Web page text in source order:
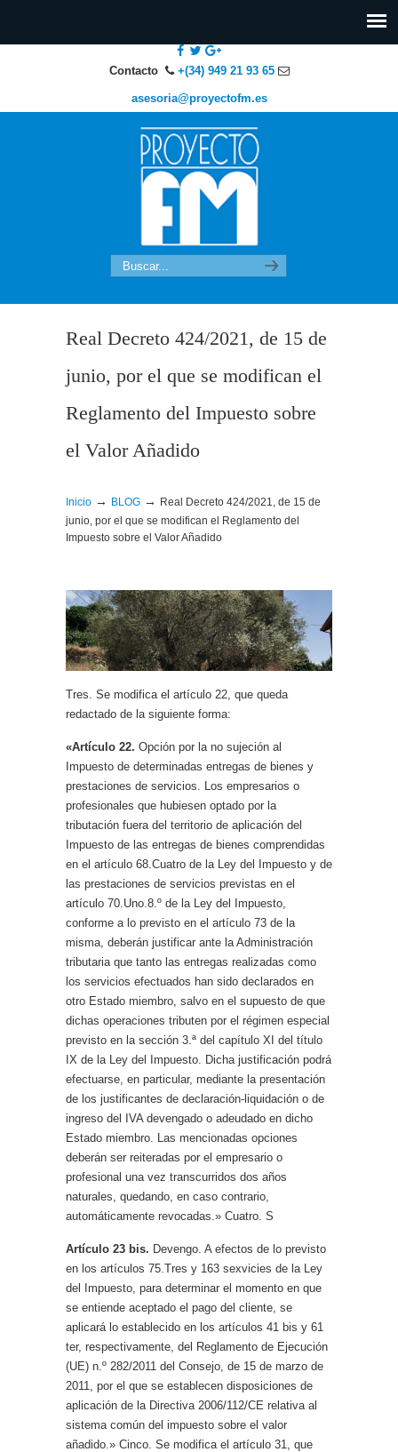
Contacto +(34) 949 21 93 65
asesoria@proyectofm.es
Real Decreto 424/2021, de 15 de
junio, por el que se modifican el
Reglamento del Impuesto sobre
el Valor Añadido
Inicio → BLOG →
Real Decreto 424/2021, de 15 de
junio, por el que se modifican el Reglamento del
Impuesto sobre el Valor Añadido
Tres. Se modifica el artículo 22, que queda
redactado de la siguiente forma:
«Artículo 22. Opción por la no sujeción al
Impuesto de determinadas entregas de bienes y
prestaciones de servicios. Los empresarios o
profesionales que hubiesen optado por la
tributación fuera del territorio de aplicación del
Impuesto de las entregas de bienes comprendidas
en el artículo 68.Cuatro de la Ley del Impuesto y de
las prestaciones de servicios previstas en el
artículo 70.Uno.8.º de la Ley del Impuesto,
conforme a lo previsto en el artículo 73 de la
misma, deberán justificar ante la Administración
tributaria que tanto las entregas realizadas como
los servicios efectuados han sido declarados en
otro Estado miembro, salvo en el supuesto de que
dichas operaciones tributen por el régimen especial
previsto en la sección 3.ª del capítulo XI del título
IX de la Ley del Impuesto. Dicha justificación podrá
efectuarse, en particular, mediante la presentación
de los justificantes de declaración-liquidación o de
ingreso del IVA devengado o adeudado en dicho
Estado miembro. Las mencionadas opciones
deberán ser reiteradas por el empresario o
profesional una vez transcurridos dos años
naturales, quedando, en caso contrario,
automáticamente revocadas.» Cuatro. S
Artículo 23 bis. Devengo. A efectos de lo previsto
en los artículos 75.Tres y 163 sexvicies de la Ley
del Impuesto, para determinar el momento en que
se entiende aceptado el pago del cliente, se
aplicará lo establecido en los artículos 41 bis y 61
ter, respectivamente, del Reglamento de Ejecución
(UE) n.º 282/2011 del Consejo, de 15 de marzo de
2011, por el que se establecen disposiciones de
aplicación de la Directiva 2006/112/CE relativa al
sistema común del impuesto sobre el valor
añadido.» Cinco. Se modifica el artículo 31, que